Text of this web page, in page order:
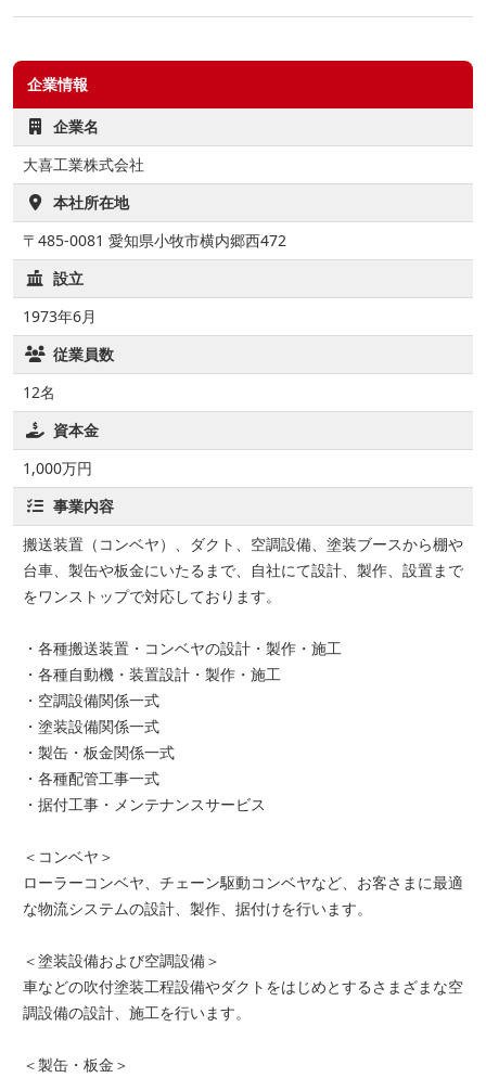
企業情報
企業名
大喜工業株式会社
本社所在地
〒485-0081 愛知県小牧市横内郷西472
設立
1973年6月
従業員数
12名
資本金
1,000万円
事業内容
搬送装置（コンベヤ）、ダクト、空調設備、塗装ブースから棚や
台車、製缶や板金にいたるまで、自社にて設計、製作、設置まで
をワンストップで対応しております。
・各種搬送装置・コンベヤの設計・製作・施工
・各種自動機・装置設計・製作・施工
・空調設備関係一式
・塗装設備関係一式
・製缶・板金関係一式
・各種配管工事一式
・据付工事・メンテナンスサービス
＜コンベヤ＞
ローラーコンベヤ、チェーン駆動コンベヤなど、お客さまに最適
な物流システムの設計、製作、据付けを行います。
＜塗装設備および空調設備＞
車などの吹付塗装工程設備やダクトをはじめとするさまざまな空
調設備の設計、施工を行います。
＜製缶・板金＞